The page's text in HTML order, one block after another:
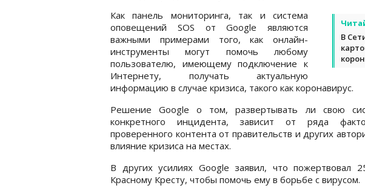
В
Как панель мониторинга, так и система
оповещений SOS от Google являются
важными примерами того, как онлайн-
инструменты могут помочь любому
пользователю, имеющему подключение к
Интернету, получать актуальную
информацию в случае кризиса, такого как коронавирус.
Решение Google о том, развертывать ли свою
конкретного инцидента, зависит от ряда
проверенного контента от правительств и других
влияние кризиса на местах.
В других усилиях Google заявил, что пожертвовал
Красному Кресту, чтобы помочь ему в борьбе с вирусом.